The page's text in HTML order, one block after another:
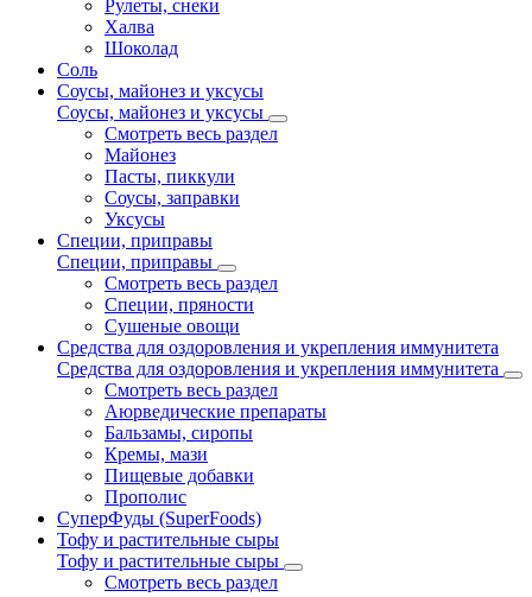
Рулеты, снеки
Халва
Шоколад
Соль
Соусы, майонез и уксусы
Соусы, майонез и уксусы
Смотреть весь раздел
Майонез
Пасты, пиккули
Соусы, заправки
Уксусы
Специи, приправы
Специи, приправы
Смотреть весь раздел
Специи, пряности
Сушеные овощи
Средства для оздоровления и укрепления иммунитета
Средства для оздоровления и укрепления иммунитета
Смотреть весь раздел
Аюрведические препараты
Бальзамы, сиропы
Кремы, мази
Пищевые добавки
Прополис
СуперФуды (SuperFoods)
Тофу и растительные сыры
Тофу и растительные сыры
Смотреть весь раздел